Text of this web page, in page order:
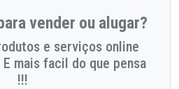
vender ou alugar?
e serviços online
mais facil do que pensa
!!!